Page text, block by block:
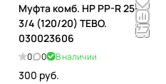
Муфта комб. НР PP-R 25-
3/4 (120/20) TEBO.
030023606
0 0 В наличии
300 руб.